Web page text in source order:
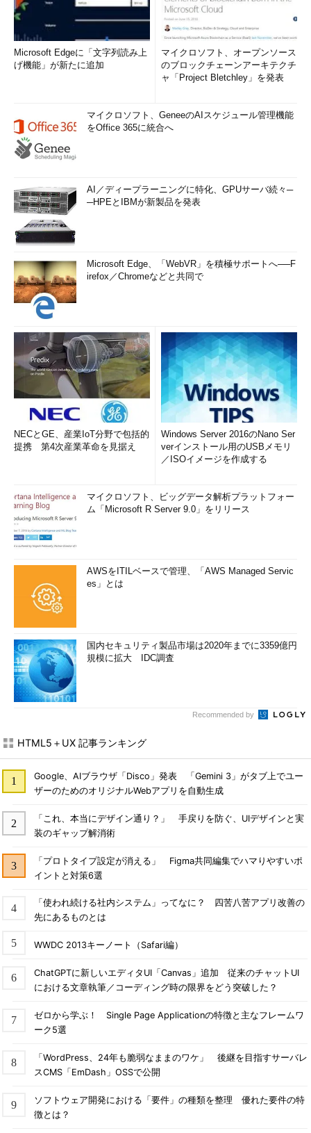
Microsoft Edgeに「文字列読み上
げ機能」が新たに追加
マイクロソフト、オープンソース
のブロックチェーンアーキテクチ
ャ「Project Bletchley」を発表
マイクロソフト、GeneeのAIスケジュール管理機能
をOffice 365に統合へ
AI／ディープラーニングに特化、GPUサーバ続々─
─HPEとIBMが新製品を発表
Microsoft Edge、「WebVR」を積極サポートへ──F
irefox／Chromeなどと共同で
NECとGE、産業IoT分野で包括的
提携 第4次産業革命を見据え
Windows Server 2016のNano Ser
verインストール用のUSBメモリ
／ISOイメージを作成する
マイクロソフト、ビッグデータ解析プラットフォー
ム「Microsoft R Server 9.0」をリリース
AWSをITILベースで管理、「AWS Managed Servic
es」とは
国内セキュリティ製品市場は2020年までに3359億円
規模に拡大 IDC調査
Recommended by
HTML5＋UX 記事ランキング
Google、AIブラウザ「Disco」発表 「Gemini 3」がタブ上でユー
ザーのためのオリジナルWebアプリを自動生成
「これ、本当にデザイン通り？」 手戻りを防ぐ、UIデザインと実
装のギャップ解消術
「プロトタイプ設定が消える」 Figma共同編集でハマりやすいポ
イントと対策6選
「使われ続ける社内システム」ってなに？ 四苦八苦アプリ改善の
先にあるものとは
WWDC 2013キーノート（Safari編）
ChatGPTに新しいエディタUI「Canvas」追加 従来のチャットUI
における文章執筆／コーディング時の限界をどう突破した？
ゼロから学ぶ！ Single Page Applicationの特徴と主なフレームワ
ーク5選
「WordPress、24年も脆弱なままのワケ」 後継を目指すサーバレ
スCMS「EmDash」OSSで公開
ソフトウェア開発における「要件」の種類を整理 優れた要件の特
徴とは？